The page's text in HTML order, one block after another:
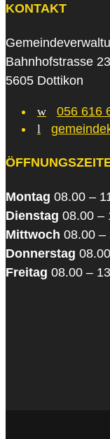
KONTAKT
Bahnhofstrasse 23
5605 Dottikon
w
056 616
l
Montag 08.00 –
Dienstag 08.00 –
Mittwoch 08.00 –
Donnerstag
Freitag 08.00 –